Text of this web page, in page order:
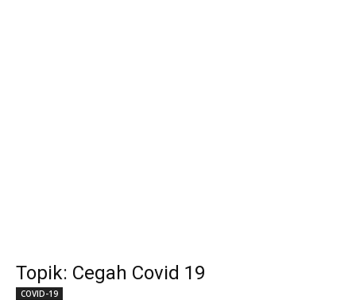
Topik: Cegah Covid 19
COVID-19